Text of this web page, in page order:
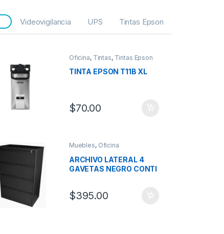
Videovigilancia UPS Tintas Epson
Oficina, Tintas, Tintas Epson
TINTA EPSON T11B XL
$70.00
Muebles, Oficina
ARCHIVO LATERAL 4
GAVETAS NEGRO CONTI
$395.00